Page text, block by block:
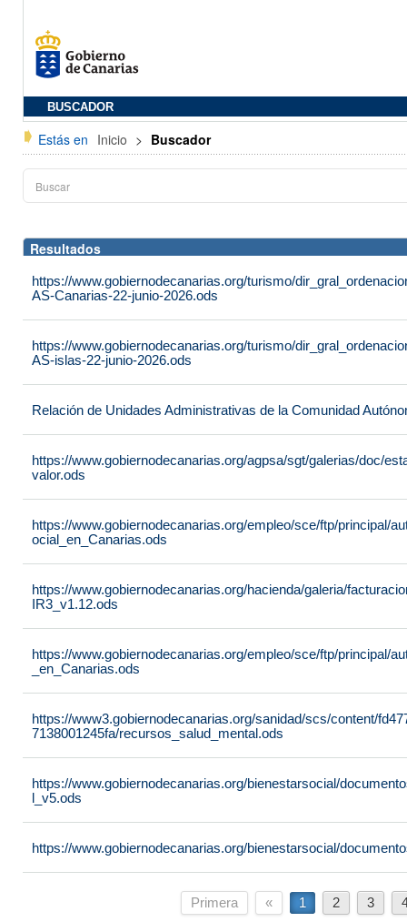
BUSCADOR
Estás en Inicio > Buscador
Resultados
https://www.gobiernodecanarias.org/turismo/
AS-Canarias-22-junio-2026.ods
https://www.gobiernodecanarias.org/turismo/
AS-islas-22-junio-2026.ods
Relación de Unidades Administrativas de la Comunidad
https://www.gobiernodecanarias.org/agpsa/sgt/galerias/doc/
valor.ods
https://www.gobiernodecanarias.org/empleo/sce/ftp/principal/
ocial_en_Canarias.ods
https://www.gobiernodecanarias.org/hacienda/galeria/
IR3_v1.12.ods
https://www.gobiernodecanarias.org/empleo/sce/ftp/principal/
_en_Canarias.ods
https://www3.gobiernodecanarias.org/sanidad/scs/content/
7138001245fa/recursos_salud_mental.ods
https://www.gobiernodecanarias.org/bienestarsocial/
l_v5.ods
https://www.gobiernodecanarias.org/bienestarsocial/
Primera « 1 2 3